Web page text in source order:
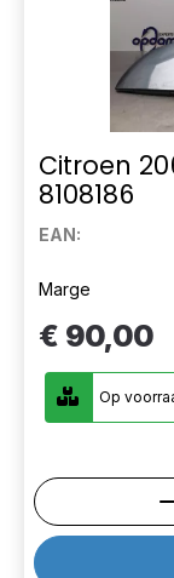
Citroen
8108186
EAN:
Marge
€ 90,00
Op